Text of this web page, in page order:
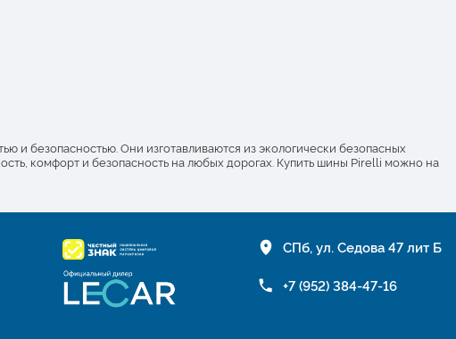
и безопасностью. Они изготавливаются из экологически безопасных
комфорт и безопасность на любых дорогах. Купить шины Pirelli можно на
СПб, ул. Седова 47 лит Б
+7 (952) 384-47-16